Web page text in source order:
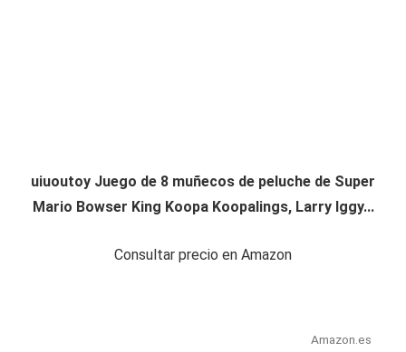
uiuoutoy Juego de 8 muñecos de peluche de Super
Mario Bowser King Koopa Koopalings, Larry Iggy...
Consultar precio en Amazon
Amazon.es